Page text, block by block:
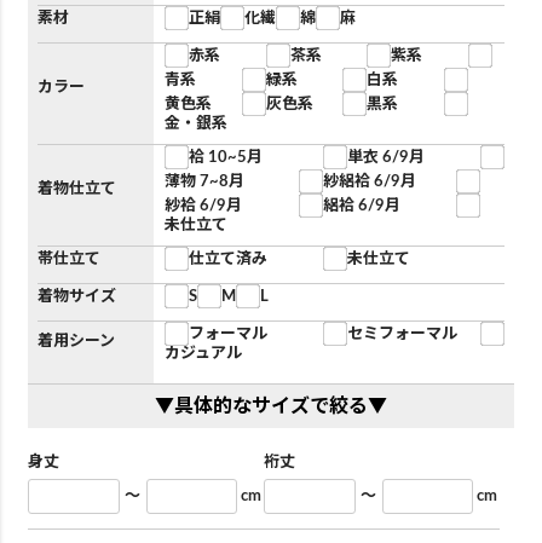
素材 正絹 化繊 綿 麻
カラー
赤系 茶系
紫系
青系
緑系
白系
黄色系
灰色系
黒系
金・銀系
着物仕立て
袷 10~5月
単衣 6/9月
薄物 7~8月
紗絽袷 6/9月
紗袷 6/9月
絽袷 6/9月
未仕立て
帯仕立て 仕立て済み 未仕立て
着物サイズ S M L
着用シーン フォーマル
セミフォーマル
カジュアル
▼具体的なサイズで絞る▼
身丈
～ cm
裄丈
～ cm